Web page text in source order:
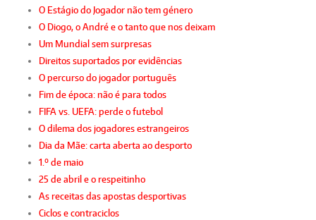
O Estágio do Jogador não tem género
O Diogo, o André e o tanto que nos deixam
Um Mundial sem surpresas
Direitos suportados por evidências
O percurso do jogador português
Fim de época: não é para todos
FIFA vs. UEFA: perde o futebol
O dilema dos jogadores estrangeiros
Dia da Mãe: carta aberta ao desporto
1.º de maio
25 de abril e o respeitinho
As receitas das apostas desportivas
Ciclos e contraciclos